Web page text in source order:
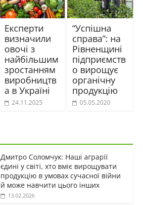
Експерти
визначили
овочі з
найбільшим
зростанням
виробництв
а в Україні
24.11.2025
“Успішна
справа”: на
Рівненщині
підприємств
о вирощує
органічну
продукцію
05.05.2020
Дмитро Соломчук: Наші аграрії
єдині у світі, хто вміє вирощувати
продукцію в умовах сучасної війни
й може навчити цього інших
13.02.2026